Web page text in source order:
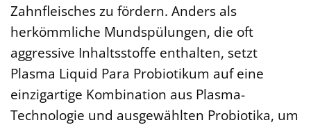
Zahnfleisches zu fördern. Anders als
herkömmliche Mundspülungen, die oft
aggressive Inhaltsstoffe enthalten, setzt
Plasma Liquid Para Probiotikum auf eine
einzigartige Kombination aus Plasma-
Technologie und ausgewählten Probiotika, um